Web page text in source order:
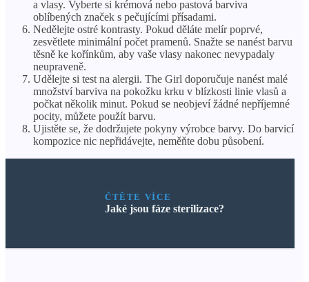
a vlasy. Vyberte si krémová nebo pastová barviva
oblíbených značek s pečujícími přísadami.
Nedělejte ostré kontrasty. Pokud děláte melír poprvé,
zesvětlete minimální počet pramenů. Snažte se nanést barvu
těsně ke kořínkům, aby vaše vlasy nakonec nevypadaly
neupraveně.
Udělejte si test na alergii. The Girl doporučuje nanést malé
množství barviva na pokožku krku v blízkosti linie vlasů a
počkat několik minut. Pokud se neobjeví žádné nepříjemné
pocity, můžete použít barvu.
Ujistěte se, že dodržujete pokyny výrobce barvy. Do barvicí
kompozice nic nepřidávejte, neměňte dobu působení.
ČTĚTE VÍCE
Jaké jsou fáze sterilizace?